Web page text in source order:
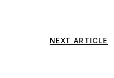
NEXT ARTICLE